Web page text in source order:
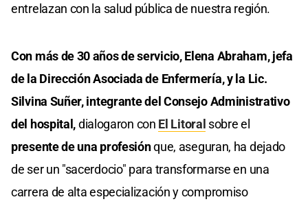
entrelazan con la salud pública de nuestra región.
Con más de 30 años de servicio, Elena Abraham, jefa
de la Dirección Asociada de Enfermería, y la Lic.
Silvina Suñer, integrante del Consejo Administrativo
del hospital,dialogaron con El Litoral sobre el
presente de una profesiónque, aseguran, ha dejado
de ser un "sacerdocio" para transformarse en una
carrera de alta especialización y compromiso